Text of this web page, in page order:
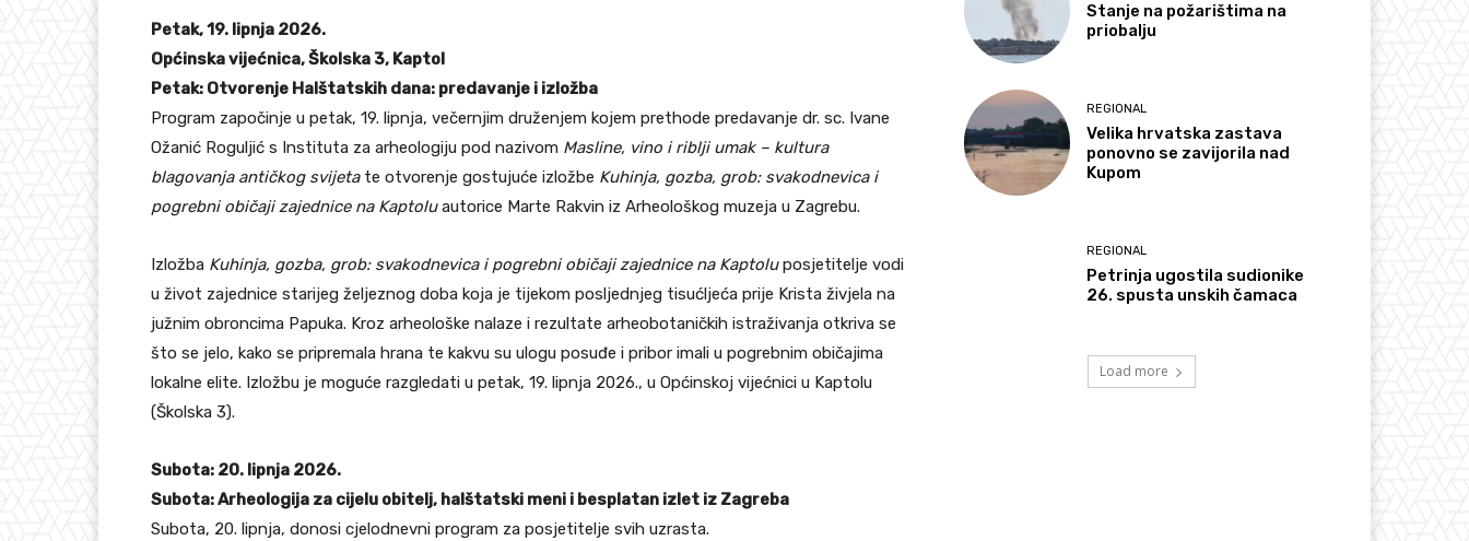
Petak, 19. lipnja 2026.
Općinska vijećnica, Školska 3, Kaptol
Petak: Otvorenje Halštatskih dana: predavanje i izložba
Program započinje u petak, 19. lipnja, večernjim druženjem kojem prethode predavanje dr. sc. Ivane
Ožanić Roguljić s Instituta za arheologiju pod nazivom Masline, vino i riblji umak – kultura
blagovanja antičkog svijetate otvorenje gostujuće izložbe Kuhinja, gozba, grob: svakodnevica i
pogrebni običaji zajednice na Kaptoluautorice Marte Rakvin iz Arheološkog muzeja u Zagrebu.
Izložba Kuhinja, gozba, grob: svakodnevica i pogrebni običaji zajednice na Kaptoluposjetitelje vodi
u život zajednice starijeg željeznog doba koja je tijekom posljednjeg tisućljeća prije Krista živjela na
južnim obroncima Papuka. Kroz arheološke nalaze i rezultate arheobotaničkih istraživanja otkriva se
što se jelo, kako se pripremala hrana te kakvu su ulogu posuđe i pribor imali u pogrebnim običajima
lokalne elite. Izložbu je moguće razgledati u petak, 19. lipnja 2026., u Općinskoj vijećnici u Kaptolu
(Školska 3).
Subota: 20. lipnja 2026.
Subota: Arheologija za cijelu obitelj, halštatski meni i besplatan izlet iz Zagreba
Subota, 20. lipnja, donosi cjelodnevni program za posjetitelje svih uzrasta.
Stanje na požarištima na
priobalju
REGIONAL
Velika hrvatska zastava
ponovno se zavijorila nad
Kupom
REGIONAL
Petrinja ugostila sudionike
26. spusta unskih čamaca
Load more